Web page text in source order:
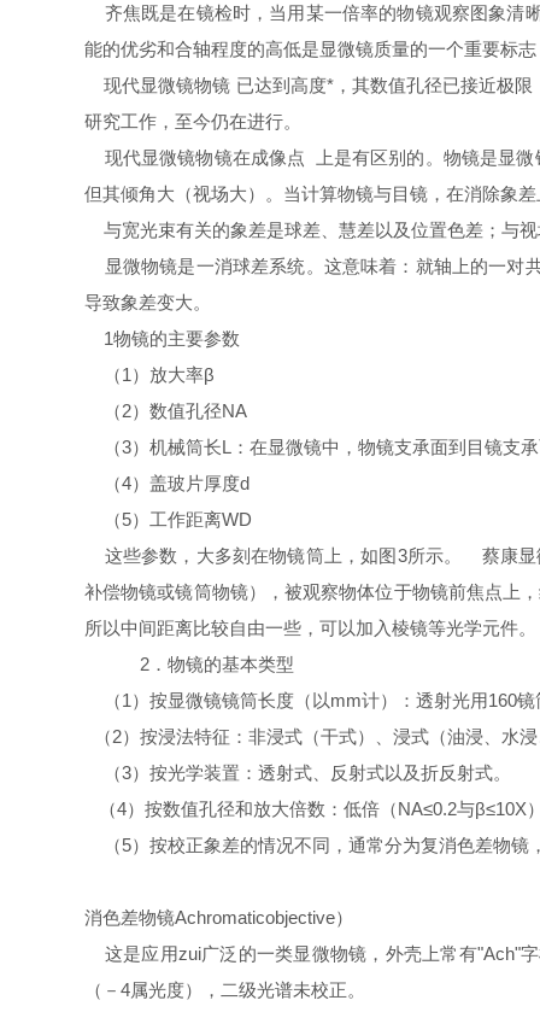
齐焦既是在镜检时，当用某一倍率的物镜观察图象清
能的优劣和合轴程度的高低是显微镜质量的一个重要标
现代显微镜物镜 已达到高度*，其数值孔径已接近极
研究工作，至今仍在进行。
现代显微镜物镜在成像点 上是有区别的。物镜是显微
但其倾角大（视场大）。当计算物镜与目镜，在消除象
与宽光束有关的象差是球差、慧差以及位置色差；与
显微物镜是一消球差系统。这意味着：就轴上的一对
导致象差变大。
1物镜的主要参数
（1）放大率β
（2）数值孔径NA
（3）机械筒长L：在显微镜中，物镜支承面到目镜支
（4）盖玻片厚度d
（5）工作距离WD
这些参数，大多刻在物镜筒上，如图3所示。 蔡康显
补偿物镜或镜筒物镜），被观察物体位于物镜前焦点上
所以中间距离比较自由一些，可以加入棱镜等光学元件。
2．物镜的基本类型
（1）按显微镜镜筒长度（以mm计）：透射光用160
（2）按浸法特征：非浸式（干式）、浸式（油浸、水
（3）按光学装置：透射式、反射式以及折反射式。
（4）按数值孔径和放大倍数：低倍（NA≤0.2与β≤10X
（5）按校正象差的情况不同，通常分为复消色差物
消色差物镜Achromaticobjective）
这是应用zui广泛的一类显微物镜，外壳上常有"Ach"
（－4属光度），二级光谱未校正。